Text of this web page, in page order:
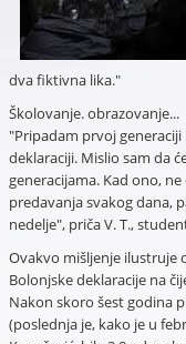
dva fiktivna lika."
Školovanje. obrazovanje...
"Pripadam prvoj
deklaraciji. Mislio sam da
generacijama. Kad ono,
predavanja svakog dana,
nedelje", priča V. T.,
Ovakvo mišljenje ilustruje
Bolonjske deklaracije na
Nakon skoro šest godina
(poslednja je, kako je u